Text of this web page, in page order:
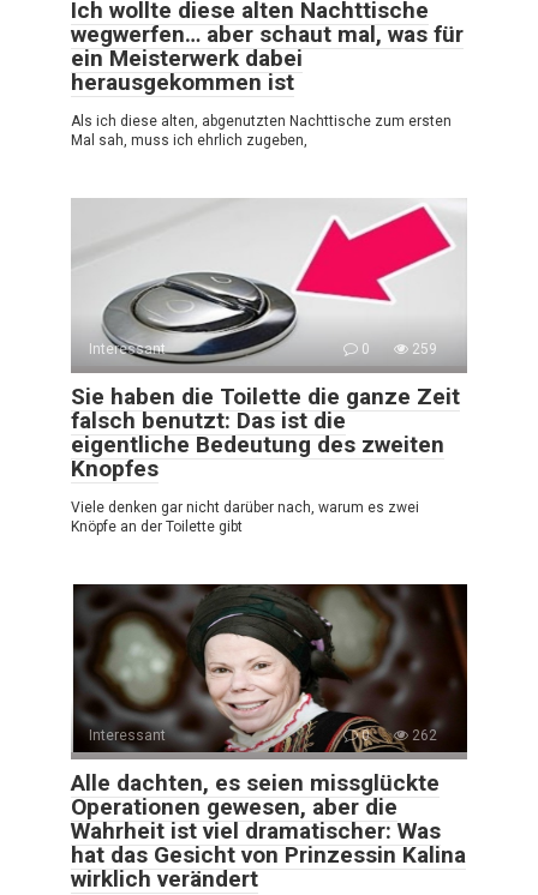
Ich wollte diese alten Nachttische
wegwerfen… aber schaut mal, was für
ein Meisterwerk dabei
herausgekommen ist
Als ich diese alten, abgenutzten Nachttische zum ersten
Mal sah, muss ich ehrlich zugeben,
Interessant 0 259
Sie haben die Toilette die ganze Zeit
falsch benutzt: Das ist die
eigentliche Bedeutung des zweiten
Knopfes
Viele denken gar nicht darüber nach, warum es zwei
Knöpfe an der Toilette gibt
Interessant 0 262
Alle dachten, es seien missglückte
Operationen gewesen, aber die
Wahrheit ist viel dramatischer: Was
hat das Gesicht von Prinzessin Kalina
wirklich verändert